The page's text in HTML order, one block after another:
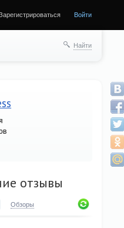
Войти
Найти
отзывы
Обзоры